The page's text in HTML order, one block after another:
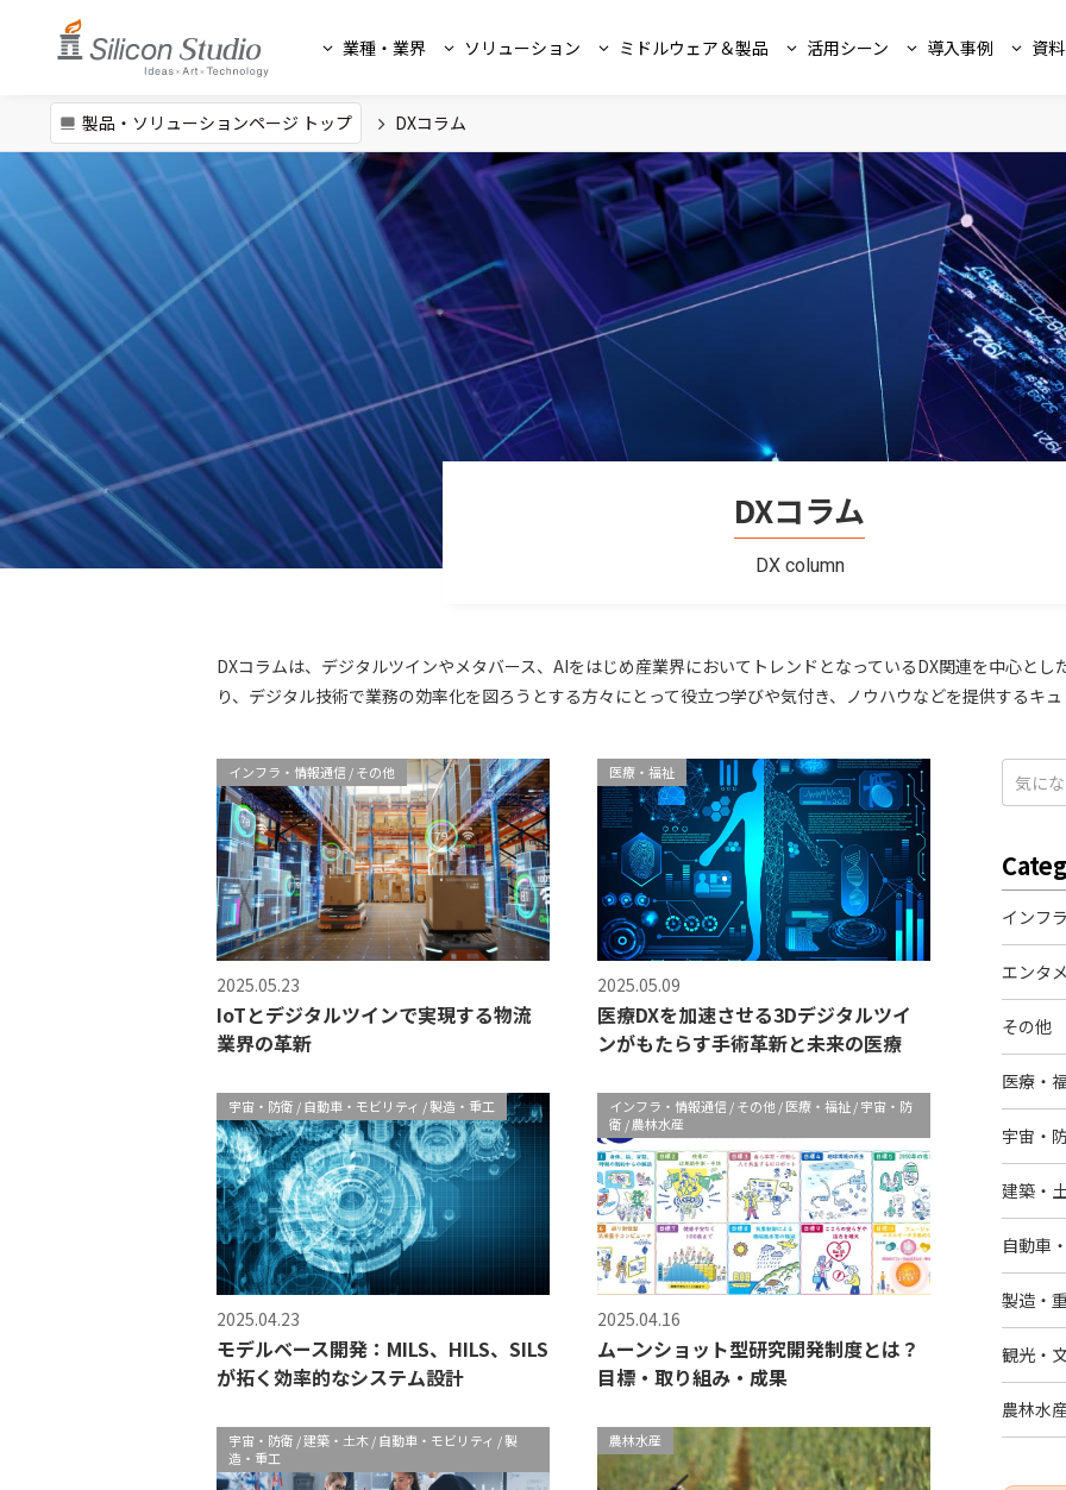
業種・業界 ソリューション ミドルウェア＆製品 活用シーン 導入事例 資
製品・ソリューションページ トップ DXコラム
DXコラム
DX column
DXコラムは、デジタルツインやメタバース、AIをはじめ産業界においてトレンドとなっているDX関連を中心と
り、デジタル技術で業務の効率化を図ろうとする方々にとって役立つ学びや気付き、ノウハウなどを提供するキ
インフラ・情報通信 その他
2025.05.23
IoTとデジタルツインで実現する物流
業界の革新
医療・福祉
2025.05.09
医療DXを加速させる3Dデジタルツイ
ンがもたらす手術革新と未来の医療
宇宙・防衛 自動車・モビリティ 製造・重工
2025.04.23
モデルベース開発：MILS、HILS、SILS
が拓く効率的なシステム設計
インフラ・情報通信 その他 医療・福祉 宇宙・防
衛
農林水産
2025.04.16
ムーンショット型研究開発制度とは？
目標・取り組み・成果
宇宙・防衛 建築・土木 自動車・モビリティ
製
造・重工
農林水産
インフ
エンタ
その他
医療・
宇宙・
建築・
自動車
製造・
観光・
農林水